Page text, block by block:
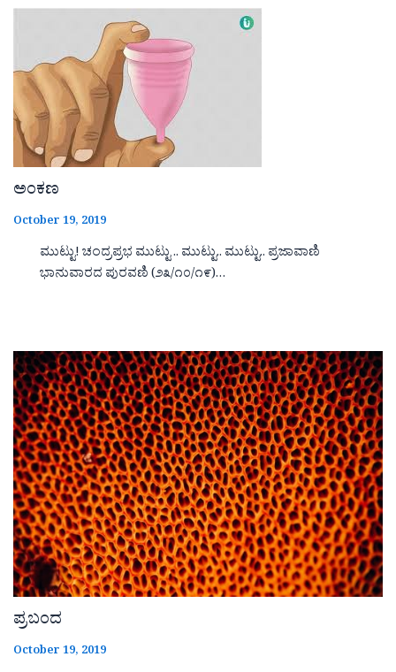
ಅಂಕಣ
October 19, 2019
ಮುಟ್ಟು! ಚಂದ್ರಪ್ರಭ ಮುಟ್ಟು .. ಮುಟ್ಟು.. ಮುಟ್ಟು.. ಪ್ರಜಾವಾಣಿ
ಭಾನುವಾರದ ಪುರವಣಿ (೨೩/೧೦/೧೯)…
ಪ್ರಬಂದ
October 19, 2019